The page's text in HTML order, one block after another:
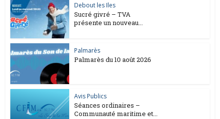
Debout les Iles
Sucré givré – TVA
présente un nouveau...
Palmarès
Palmarès du 10 août 2026
Avis Publics
Séances ordinaires –
Communauté maritime et...